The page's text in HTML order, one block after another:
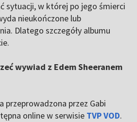
sytuacji, w której po jego śmierci
nieukończone lub
Dlatego szczegóły albumu
wywiad z Edem Sheeranem
przeprowadzona przez Gabi
online w serwisie TVP VOD.